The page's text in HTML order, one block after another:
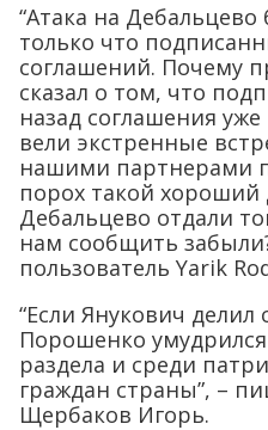
“Атака на
только что
соглашений. Почему
сказал о том, что
назад соглашения
вели экстренные
нашими партнерами
порох такой
Дебальцево отдали
нам сообщить
пользователь Yarik
“Если Янукович
Порошенко
раздела и среди
граждан страны”, –
Щербаков Игорь.